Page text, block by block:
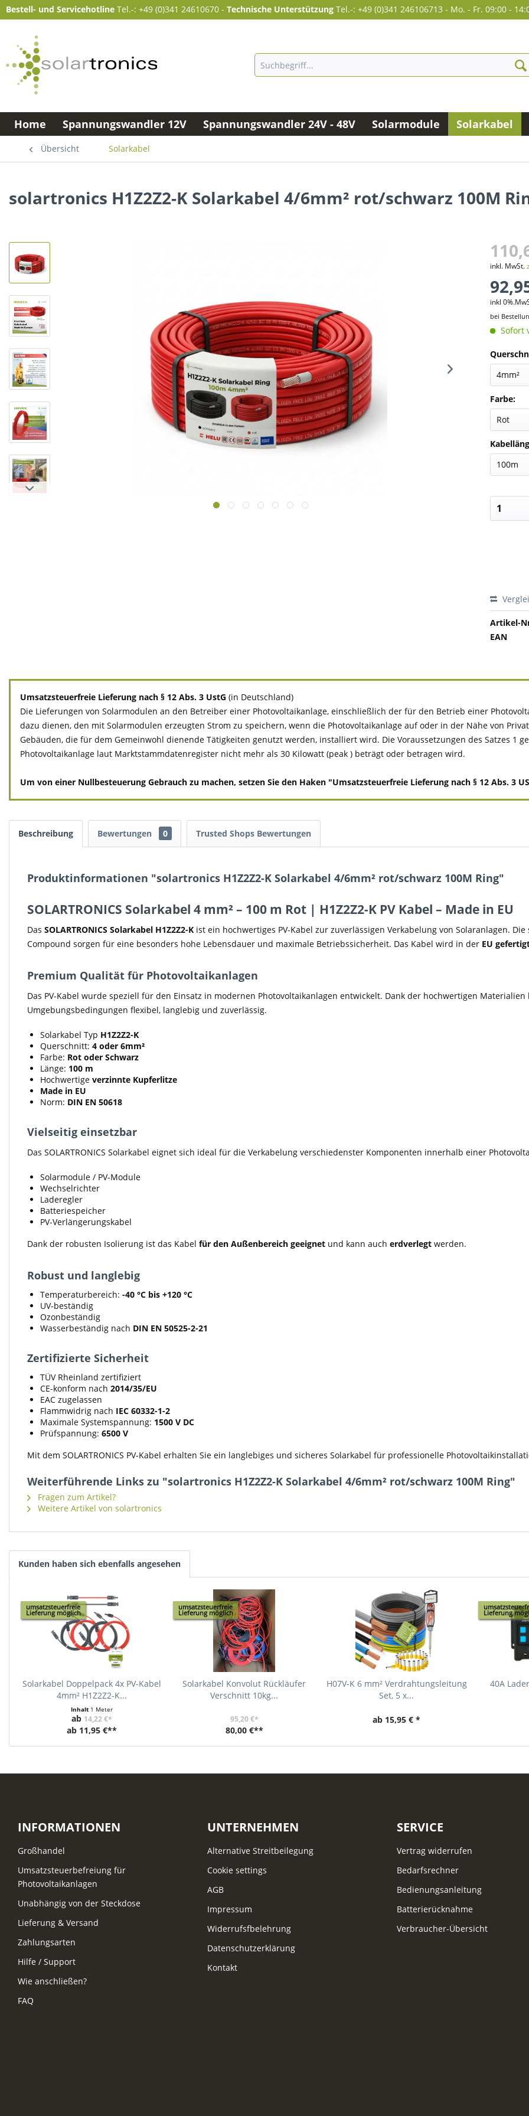
Bestell- und Servicehotline Tel.-: +49 (0)341 24610670 - Technische Unterstützung Tel.-: +49 (0)341 246106713 - Mo. - Fr. 09:00 -
Home Spannungswandler 12V Spannungswandler 24V - 48V Solarmodule Solarkabel
Übersicht Solarkabel
solartronics H1Z2Z2-K Solarkabel 4/6mm² rot/schwarz 100M
inkl. MwSt.
inkl
bei
Sofort
Farbe:
Artikel-
EAN
Umsatzsteuerfreie Lieferung nach § 12 Abs. 3 UstG (in Deutschland)
Die Lieferungen von Solarmodulen an den Betreiber einer Photovoltaikanlage, einschließlich der für den Betrieb einer
dazu dienen, den mit Solarmodulen erzeugten Strom zu speichern, wenn die Photovoltaikanlage auf oder in der Nähe von
Gebäuden, die für dem Gemeinwohl dienende Tätigkeiten genutzt werden, installiert wird. Die Voraussetzungen des Satzes 1
Photovoltaikanlage laut Marktstammdatenregister nicht mehr als 30 Kilowatt (peak ) beträgt oder betragen wird.
Um von einer Nullbesteuerung Gebrauch zu machen, setzen Sie den Haken "Umsatzsteuerfreie Lieferung nach § 12 Abs. 3
Beschreibung Bewertungen 0 Trusted Shops Bewertungen
Produktinformationen "solartronics H1Z2Z2-K Solarkabel 4/6mm² rot/schwarz 100M Ring"
SOLARTRONICS Solarkabel 4 mm² – 100 m Rot | H1Z2Z2-K PV Kabel – Made in EU
Das SOLARTRONICS Solarkabel H1Z2Z2-K ist ein hochwertiges PV-Kabel zur zuverlässigen Verkabelung von Solaranlagen. Die
Compound sorgen für eine besonders hohe Lebensdauer und maximale Betriebssicherheit. Das Kabel wird in der EU
Premium Qualität für Photovoltaikanlagen
Das PV-Kabel wurde speziell für den Einsatz in modernen Photovoltaikanlagen entwickelt. Dank der hochwertigen
Umgebungsbedingungen flexibel, langlebig und zuverlässig.
Solarkabel Typ H1Z2Z2-K
Querschnitt: 4 oder 6mm²
Farbe: Rot oder Schwarz
Länge: 100 m
Hochwertige verzinnte Kupferlitze
Made in EU
Norm: DIN EN 50618
Vielseitig einsetzbar
Das SOLARTRONICS Solarkabel eignet sich ideal für die Verkabelung verschiedenster Komponenten innerhalb einer
Solarmodule / PV-Module
Wechselrichter
Laderegler
Batteriespeicher
PV-Verlängerungskabel
Dank der robusten Isolierung ist das Kabel für den Außenbereich geeignet und kann auch erdverlegt werden.
Robust und langlebig
Temperaturbereich: -40 °C bis +120 °C
UV-beständig
Ozonbeständig
Wasserbeständig nach DIN EN 50525-2-21
Zertifizierte Sicherheit
TÜV Rheinland zertifiziert
CE-konform nach 2014/35/EU
EAC zugelassen
Flammwidrig nach IEC 60332-1-2
Maximale Systemspannung: 1500 V DC
Prüfspannung: 6500 V
Mit dem SOLARTRONICS PV-Kabel erhalten Sie ein langlebiges und sicheres Solarkabel für professionelle
Weiterführende Links zu "solartronics H1Z2Z2-K Solarkabel 4/6mm² rot/schwarz 100M Ring"
Fragen zum Artikel?
Weitere Artikel von solartronics
Kunden haben sich ebenfalls angesehen
umsatzsteuerfreie
Lieferung möglich
Solarkabel Doppelpack 4x PV-Kabel
4mm² H1Z2Z2-K...
Inhalt 1 Meter
ab 14,22 €*
ab 11,95 €**
umsatzsteuerfreie
Lieferung möglich
Solarkabel Konvolut Rückläufer
Verschnitt 10kg...
95,20 €*
80,00 €**
H07V-K 6 mm² Verdrahtungsleitung
Set, 5 x...
ab 15,95 € *
Lieferung
40A
INFORMATIONEN
Großhandel
Umsatzsteuerbefreiung für
Photovoltaikanlagen
Unabhängig von der Steckdose
Lieferung & Versand
Zahlungsarten
Hilfe / Support
Wie anschließen?
FAQ
UNTERNEHMEN
Alternative Streitbeilegung
Cookie settings
AGB
Impressum
Widerrufsfbelehrung
Datenschutzerklärung
Kontakt
SERVICE
Vertrag widerrufen
Bedarfsrechner
Bedienungsanleitung
Batterierücknahme
Verbraucher-Übersicht